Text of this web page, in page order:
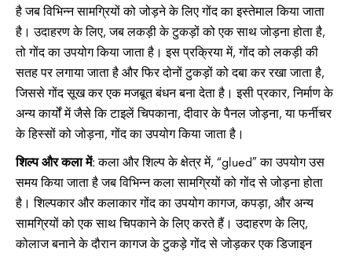
है जब विभिन्न सामग्रियों को जोड़ने के लिए गोंद का इस्तेमाल किया जाता
है। उदाहरण के लिए, जब लकड़ी के टुकड़ों को एक साथ जोड़ना होता है,
तो गोंद का उपयोग किया जाता है। इस प्रक्रिया में, गोंद को लकड़ी की
सतह पर लगाया जाता है और फिर दोनों टुकड़ों को दबा कर रखा जाता है,
जिससे गोंद सूख कर एक मजबूत बंधन बना देता है। इसी प्रकार, निर्माण के
अन्य कार्यों में जैसे कि टाइलें चिपकाना, दीवार के पैनल जोड़ना, या फर्नीचर
के हिस्सों को जोड़ना, गोंद का उपयोग किया जाता है।
शिल्प और कला में: कला और शिल्प के क्षेत्र में, “glued” का उपयोग उस
समय किया जाता है जब विभिन्न कला सामग्रियों को गोंद से जोड़ना होता
है। शिल्पकार और कलाकार गोंद का उपयोग कागज, कपड़ा, और अन्य
सामग्रियों को एक साथ चिपकाने के लिए करते हैं। उदाहरण के लिए,
कोलाज बनाने के दौरान कागज के टुकड़े गोंद से जोड़कर एक डिजाइन